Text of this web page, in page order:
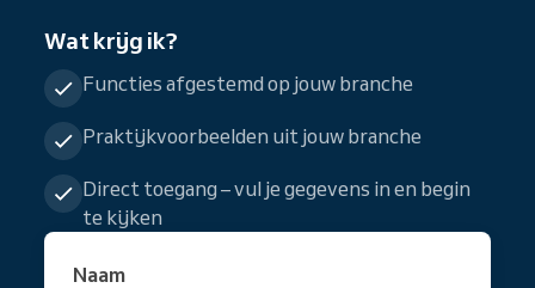
Wat krijg ik?
Functies afgestemd op jouw branche
Praktijkvoorbeelden uit jouw branche
Direct toegang – vul je gegevens in en begin
te kijken
Naam